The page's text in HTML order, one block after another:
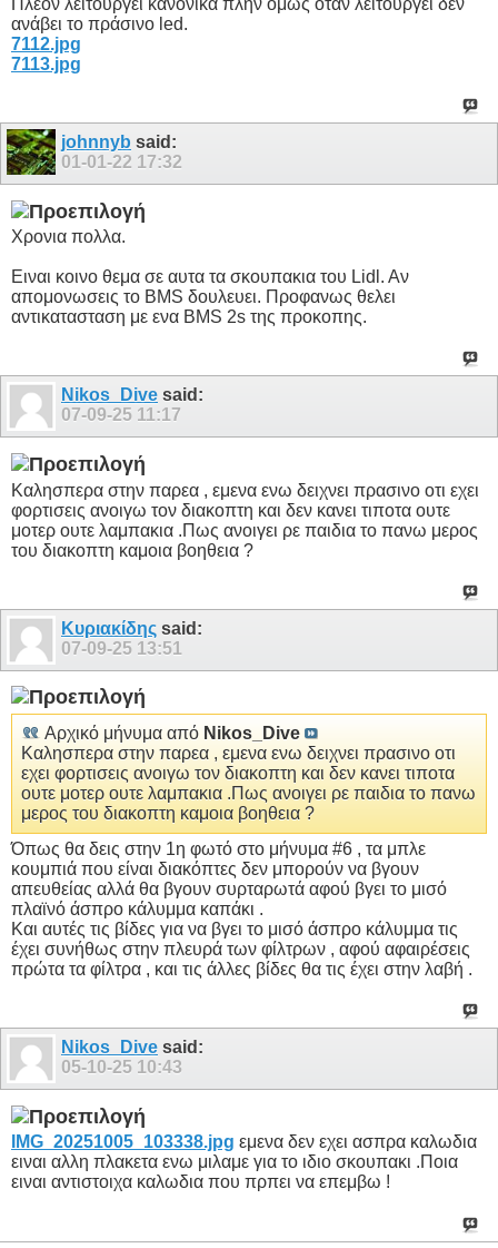
ανάβει το πράσινο led.
7112.jpg
7113.jpg
johnnyb said:
01-01-22 17:32
Χρονια πολλα.
Ειναι κοινο θεμα σε αυτα τα σκουπακια του Lidl. Aν
απομονωσεις το BMS δουλευει. Προφανως θελει
αντικατασταση με ενα BMS 2s της προκοπης.
Nikos_Dive said:
07-09-25 11:17
Καλησπερα στην παρεα , εμενα ενω δειχνει πρασινο οτι εχει
φορτισεις ανοιγω τον διακοπτη και δεν κανει τιποτα ουτε
μοτερ ουτε λαμπακια .Πως ανοιγει ρε παιδια το πανω μερος
του διακοπτη καμοια βοηθεια ?
Κυριακίδης said:
07-09-25 13:51
Αρχικό μήνυμα από Nikos_Dive
Καλησπερα στην παρεα , εμενα ενω δειχνει πρασινο οτι
εχει φορτισεις ανοιγω τον διακοπτη και δεν κανει τιποτα
ουτε μοτερ ουτε λαμπακια .Πως ανοιγει ρε παιδια το πανω
μερος του διακοπτη καμοια βοηθεια ?
Όπως θα δεις στην 1η φωτό στο μήνυμα #6 , τα μπλε
κουμπιά που είναι διακόπτες δεν μπορούν να βγουν
απευθείας αλλά θα βγουν συρταρωτά αφού βγει το μισό
πλαϊνό άσπρο κάλυμμα καπάκι .
Και αυτές τις βίδες για να βγει το μισό άσπρο κάλυμμα τις
έχει συνήθως στην πλευρά των φίλτρων , αφού αφαιρέσεις
πρώτα τα φίλτρα , και τις άλλες βίδες θα τις έχει στην λαβή .
Nikos_Dive said:
05-10-25 10:43
IMG_20251005_103338.jpg εμενα δεν εχει ασπρα καλωδια
ειναι αλλη πλακετα ενω μιλαμε για το ιδιο σκουπακι .Ποια
ειναι αντιστοιχα καλωδια που πρπει να επεμβω !